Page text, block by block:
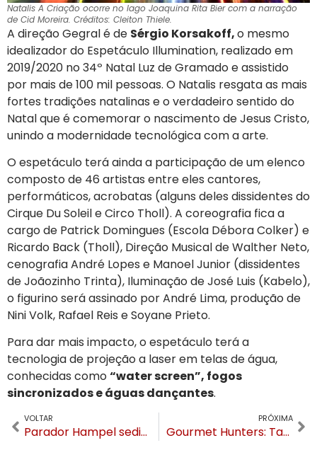
Natalis A Criação ocorre no lago Joaquina Rita Bier com a narração
de Cid Moreira. Créditos: Cleiton Thiele.
A direção Gegral é de Sérgio Korsakoff,o mesmo
idealizador do Espetáculo Illumination, realizado em
2019/2020 no 34º Natal Luz de Gramado e assistido
por mais de 100 mil pessoas. O Natalis resgata as mais
fortes tradições natalinas e o verdadeiro sentido do
Natal que é comemorar o nascimento de Jesus Cristo,
unindo a modernidade tecnológica com a arte.
O espetáculo terá ainda a participação de um elenco
composto de 46 artistas entre eles cantores,
performáticos, acrobatas (alguns deles dissidentes do
Cirque Du Soleil e Circo Tholl). A coreografia fica a
cargo de Patrick Domingues (Escola Débora Colker) e
Ricardo Back (Tholl), Direção Musical de Walther Neto,
cenografia André Lopes e Manoel Junior (dissidentes
de Joãozinho Trinta), Iluminação de José Luis (Kabelo),
o figurino será assinado por André Lima, produção de
Nini Volk, Rafael Reis e Soyane Prieto.
Para dar mais impacto, o espetáculo terá a
tecnologia de projeção a laser em telas de água,
conhecidas como“water screen”, fogos
sincronizados e águas dançantes.
VOLTAR
Parador Hampel sedia um dos maiores eventos gastronômicos do país neste fim de semana
PRÓXIMA
Gourmet Hunters: Tashi Delek!